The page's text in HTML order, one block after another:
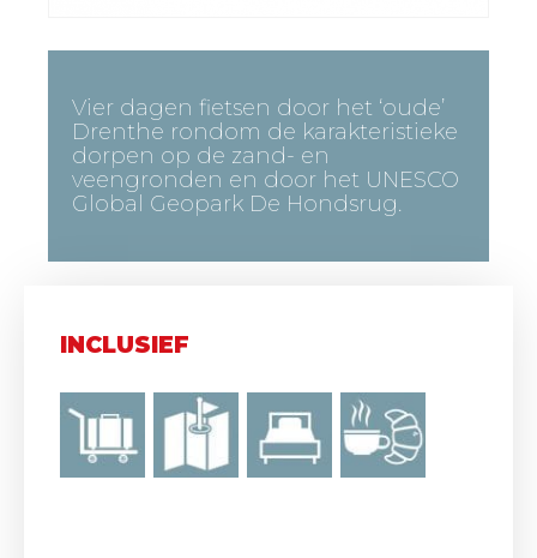
Vier dagen fietsen door het ‘oude’
Drenthe rondom de karakteristieke
dorpen op de zand- en
veengronden en door het UNESCO
Global Geopark De Hondsrug.
INCLUSIEF